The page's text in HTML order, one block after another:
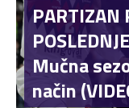
PARTIZAN
Mučna
način